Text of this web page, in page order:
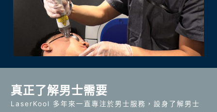
真正了解男士需要
LaserKool 多年來一直專注於男士服務，設身了解男士